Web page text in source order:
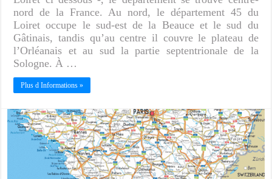
nord de la France. Au nord, le département 45 du
Loiret occupe le sud-est de la Beauce et le sud du
Gâtinais, tandis qu’au centre il couvre le plateau de
l’Orléanais et au sud la partie septentrionale de la
Sologne. À …
Plus d Informations »